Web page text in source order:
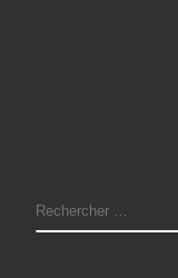
RECHERCHER